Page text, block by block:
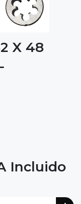
X 48
Incluido